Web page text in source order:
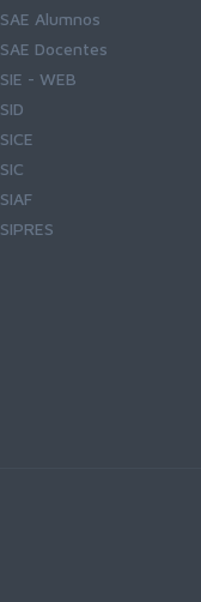
SAE Alumnos
SAE Docentes
SIE - WEB
SID
SICE
SIC
SIAF
SIPRES